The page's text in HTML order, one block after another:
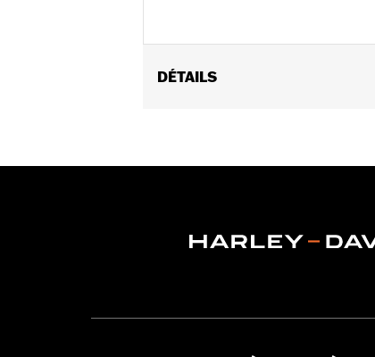
DÉTAILS
Position sur la moto:Arrière